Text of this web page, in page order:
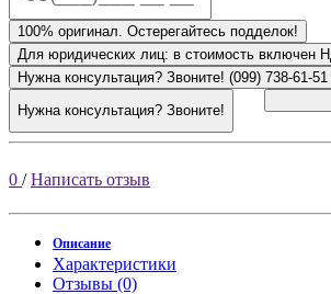
100% оригинал. Остерегайтесь подделок!
Для юридических лиц: в стоимость включен
Нужна консультация? Звоните! (099) 738-61-51
Нужна консультация? Звоните!
0 /Написать отзыв
Описание
Характеристики
Отзывы (0)